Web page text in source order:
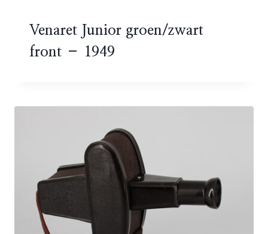
Venaret Junior groen/zwart
front – 1949